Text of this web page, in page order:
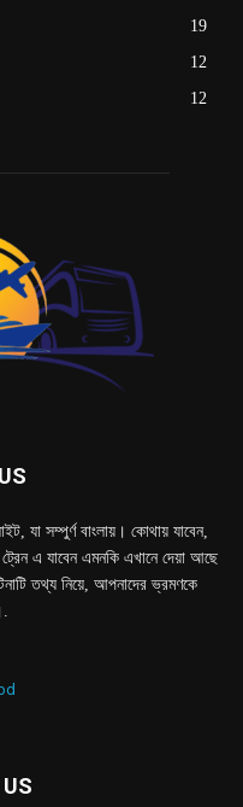
19
12
12
যা সম্পুর্ণ বাংলায়। কোথায় যাবেন,
ট্রেন এ যাবেন এমনকি এখানে দেয়া আছে
তথ্য নিয়ে, আপনাদের ভ্রমণকে